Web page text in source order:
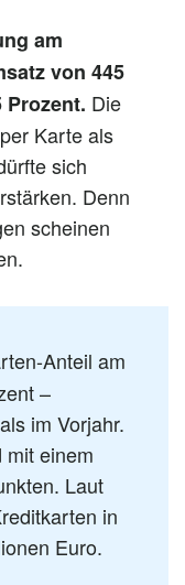
am
von 445
Prozent. Die
Karte als
sich
Denn
scheinen
Anteil am
–
im Vorjahr.
mit einem
Laut
in
Euro.